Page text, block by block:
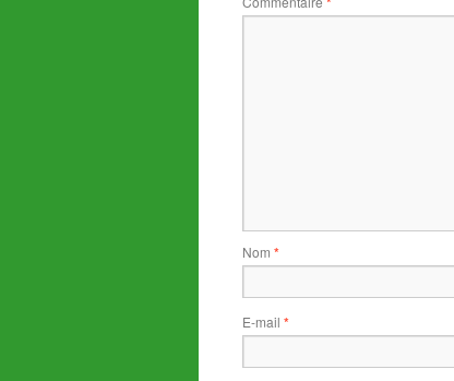
Nom *
E-mail *